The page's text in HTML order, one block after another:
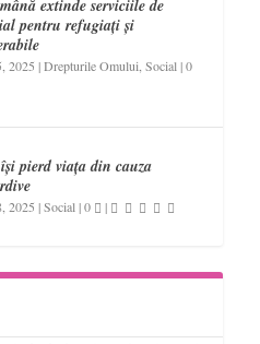
extinde serviciile de
pentru refugiați și
2025 |Drepturile Omului ,Social |0
pierd viața din cauza
2025 |Social |0 |